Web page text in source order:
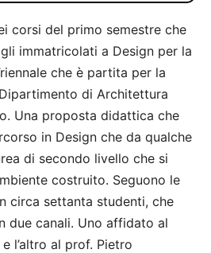
corsi del primo semestre che
immatricolati a Design per la
che è partita per la
di Architettura
Una proposta didattica che
in Design che da qualche
di secondo livello che si
costruito. Seguono le
circa settanta studenti, che
due canali. Uno affidato al
l’altro al prof. Pietro